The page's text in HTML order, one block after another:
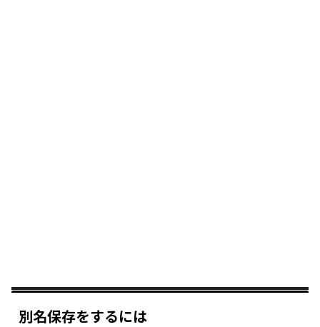
別名保存をするには